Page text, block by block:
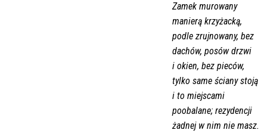
Zamek murowany
manierą krzyżacką,
podle zrujnowany, bez
dachów, posów drzwi
i okien, bez pieców,
tylko same ściany stoją
i to miejscami
poobalane; rezydencji
żadnej w nim nie masz.